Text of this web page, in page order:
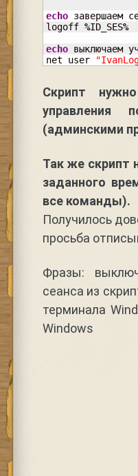
echo завершаем
logoff %ID_SES%
echo выключаем
net user
Скрипт
управления
(админскими
Так же скрипт
заданного
все команды).
Получилось
просьба
Фразы:
сеанса из
терминала
Windows